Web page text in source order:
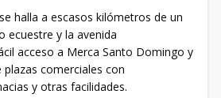
halla a escasos kilómetros de un
ecuestre y la avenida
acceso a Merca Santo Domingo y
comerciales con
y otras facilidades.